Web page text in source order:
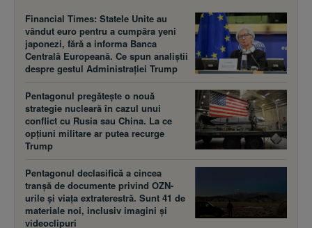
Financial Times: Statele Unite au
vândut euro pentru a cumpăra yeni
japonezi, fără a informa Banca
Centrală Europeană. Ce spun analiștii
despre gestul Administrației Trump
Pentagonul pregătește o nouă
strategie nucleară în cazul unui
conflict cu Rusia sau China. La ce
opțiuni militare ar putea recurge
Trump
Pentagonul declasifică a cincea
tranșă de documente privind OZN-
urile și viața extraterestră. Sunt 41 de
materiale noi, inclusiv imagini și
videoclipuri